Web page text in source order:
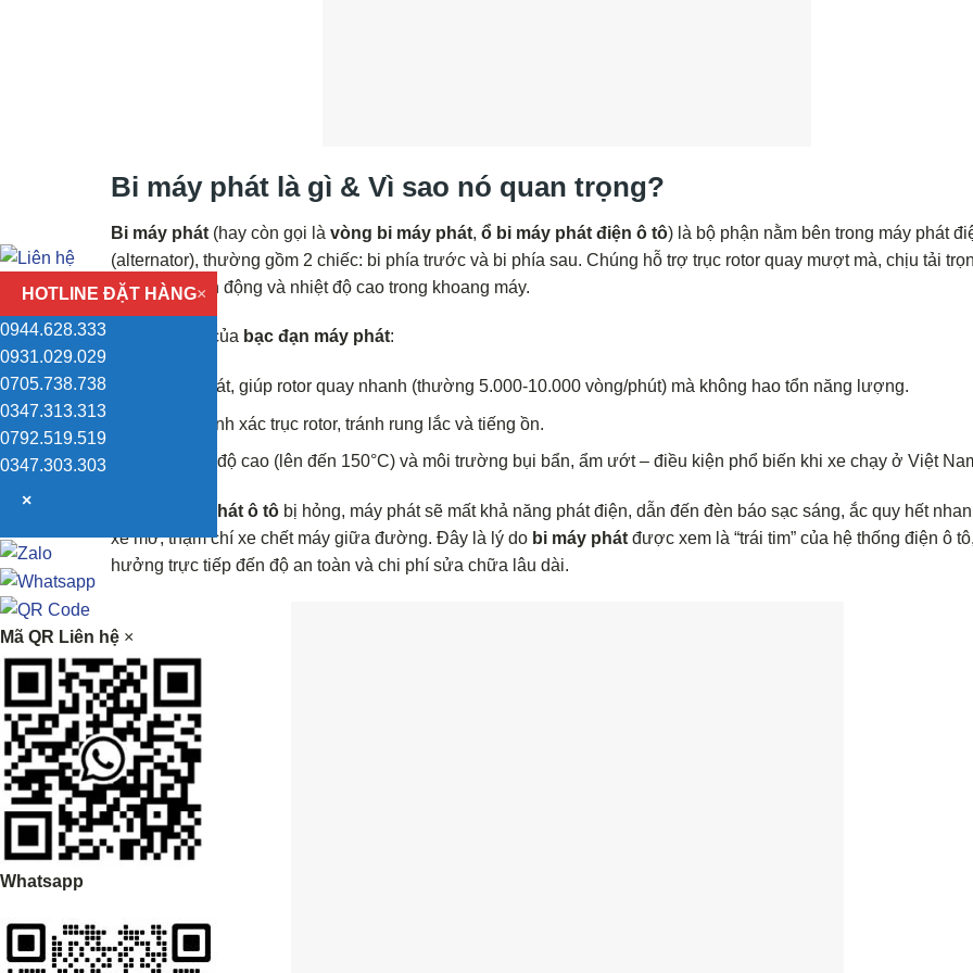
Bi máy phát là gì & Vì sao nó quan trọng?
Bi máy phát (hay còn gọi là vòng bi máy phát, ổ bi máy phát điện ô tô) là bộ phận nằm bên trong máy phát
(alternator), thường gồm 2 chiếc: bi phía trước và bi phía sau. Chúng hỗ trợ trục rotor quay mượt mà, chịu tải
dây đai truyền động và nhiệt độ cao trong khoang máy.
Vai trò chính của bạc đạn máy phát:
Giảm ma sát, giúp rotor quay nhanh (thường 5.000-10.000 vòng/phút) mà không hao tổn năng lượng.
Định vị chính xác trục rotor, tránh rung lắc và tiếng ồn.
Chịu nhiệt độ cao (lên đến 150°C) và môi trường bụi bẩn, ẩm ướt – điều kiện phổ biến khi xe chạy ở Việt
bi máy phát ô tô bị hỏng, máy phát sẽ mất khả năng phát điện, dẫn đến đèn báo sạc sáng, ắc quy hết
xe mờ, thậm chí xe chết máy giữa đường. Đây là lý do bi máy phát được xem là “trái tim” của hệ thống điện ô
hưởng trực tiếp đến độ an toàn và chi phí sửa chữa lâu dài.
HOTLINE ĐẶT HÀNG×
0944.628.333
0931.029.029
0705.738.738
0347.313.313
0792.519.519
0347.303.303
×
Mã QR Liên hệ ×
Whatsapp